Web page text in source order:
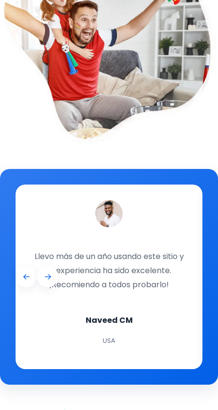
Llevo más de un año usando este sitio y
la experiencia ha sido excelente.
¡Recomiendo a todos probarlo!
Naveed CM
USA
← →